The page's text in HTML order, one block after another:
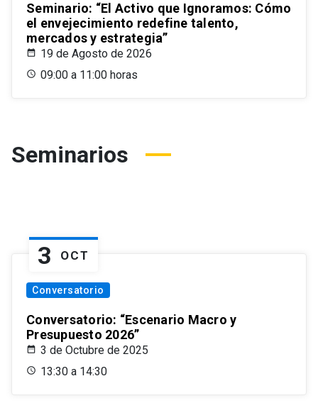
Seminario: “El Activo que Ignoramos: Cómo
el envejecimiento redefine talento,
mercados y estrategia”
19 de Agosto de 2026
09:00 a 11:00 horas
Seminarios
3 OCT
Conversatorio
Conversatorio: “Escenario Macro y
Presupuesto 2026”
3 de Octubre de 2025
13:30 a 14:30